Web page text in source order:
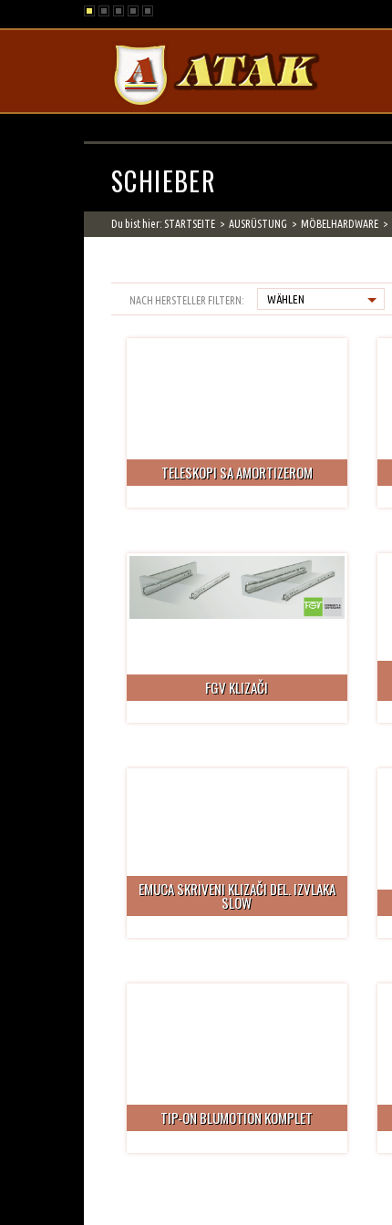
SCHIEBER
Du bist hier: STARTSEITE AUSRÜSTUNG MÖBELHARDWARE
NACH HERSTELLER FILTERN:
TELESKOPI SA AMORTIZEROM
FGV KLIZAČI
EMUCA SKRIVENI KLIZAČI DEL. IZVLAKA
SLOW
TIP-ON BLUMOTION KOMPLET